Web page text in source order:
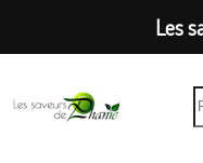
au
contenu
R
e
Les